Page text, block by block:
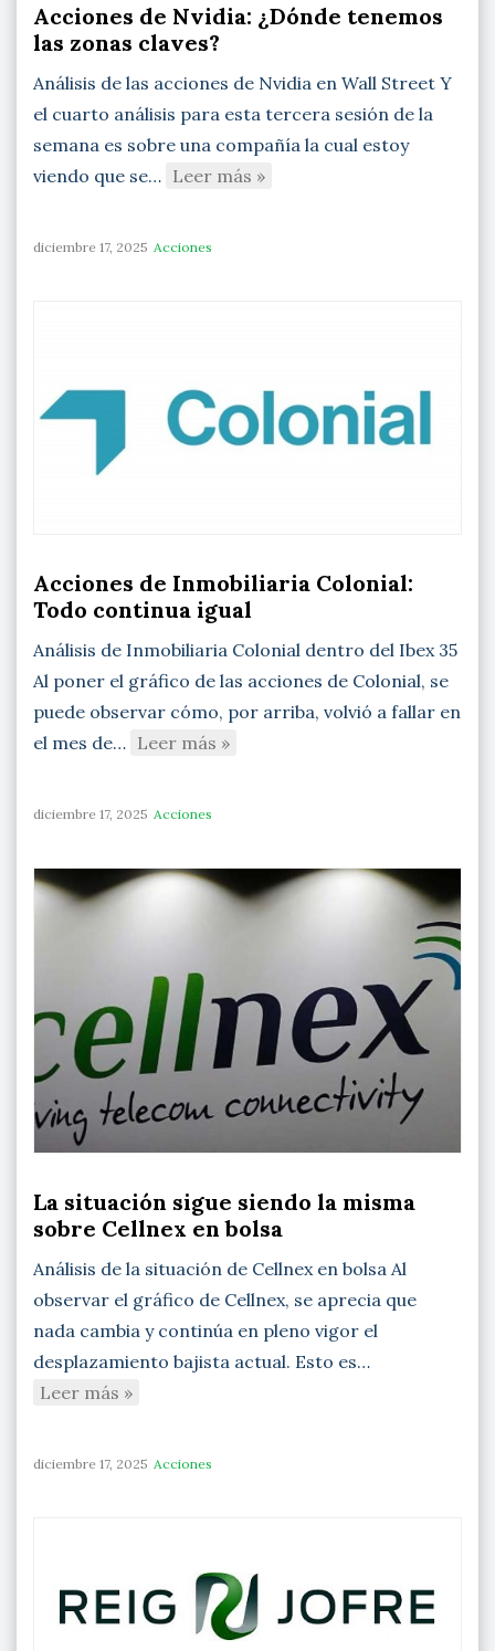
Acciones de Nvidia: ¿Dónde tenemos
las zonas claves?
Análisis de las acciones de Nvidia en Wall Street Y
el cuarto análisis para esta tercera sesión de la
semana es sobre una compañía la cual estoy
viendo que se… Leer más »
diciembre 17, 2025 Acciones
Acciones de Inmobiliaria Colonial:
Todo continua igual
Análisis de Inmobiliaria Colonial dentro del Ibex 35
Al poner el gráfico de las acciones de Colonial, se
puede observar cómo, por arriba, volvió a fallar en
el mes de… Leer más »
diciembre 17, 2025 Acciones
La situación sigue siendo la misma
sobre Cellnex en bolsa
Análisis de la situación de Cellnex en bolsa Al
observar el gráfico de Cellnex, se aprecia que
nada cambia y continúa en pleno vigor el
desplazamiento bajista actual. Esto es…
Leer más »
diciembre 17, 2025 Acciones